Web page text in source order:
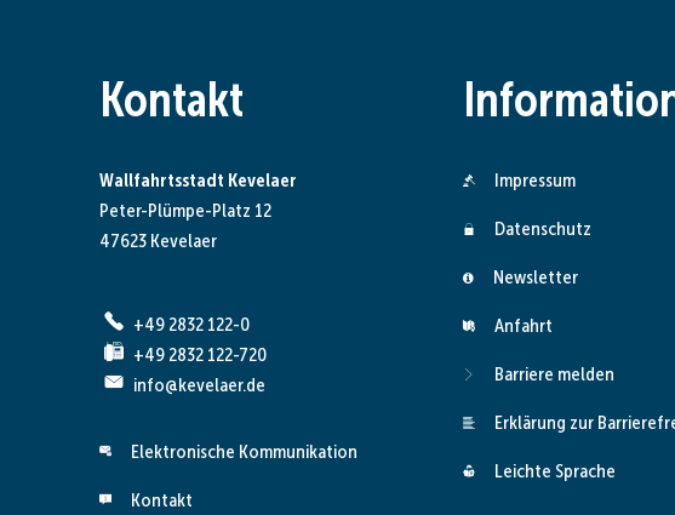
Kontakt
Wallfahrtsstadt Kevelaer
Peter-Plümpe-Platz 12
47623 Kevelaer
+49 2832 122-0
+49 2832 122-720
info@kevelaer.de
Elektronische Kommunikation
Kontakt
Impressum
Datenschutz
Newsletter
Anfahrt
Barriere melden
Erklärung zur
Leichte Sprache